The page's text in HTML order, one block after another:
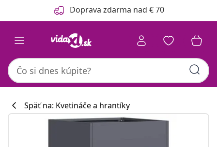
Predchádzajúce Doprava zdarma nad € 70
Späť na: Kvetináče a hrantíky